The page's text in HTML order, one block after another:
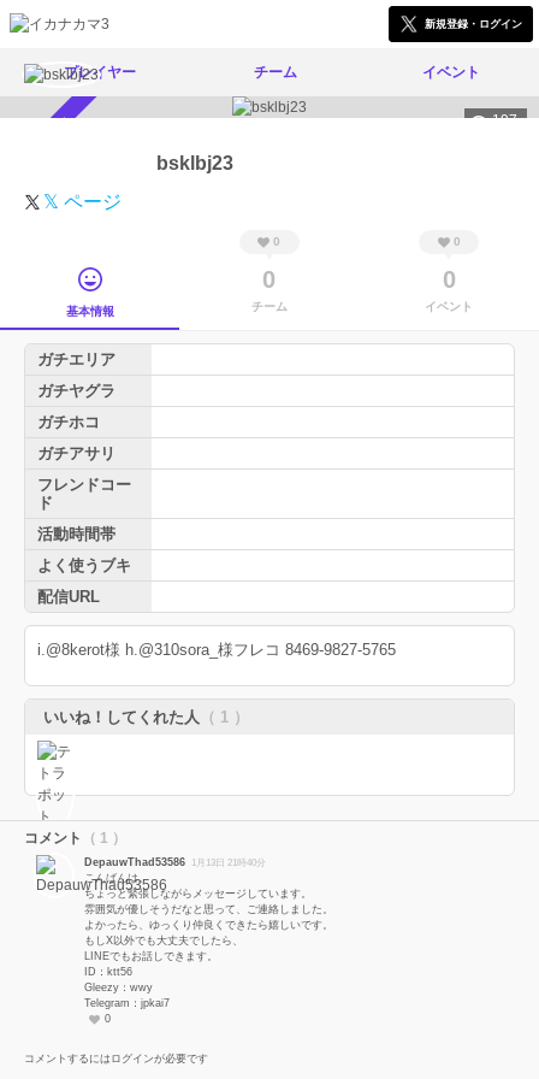
新規登録・ログイン
プレイヤー チーム イベント
197
bsklbj23
𝕏 ページ
基本情報
0
0
チーム
0
0
イベント
ガチエリア
ガチヤグラ
ガチホコ
ガチアサリ
フレンドコー
ド
活動時間帯
よく使うブキ
配信URL
i.@8kerot様 h.@310sora_様フレコ 8469-9827-5765
いいね！してくれた人 （ 1 ）
コメント （ 1 ）
DepauwThad53586 1月13日 21時40分
こんばんは。
ちょっと緊張しながらメッセージしています。
雰囲気が優しそうだなと思って、ご連絡しました。
よかったら、ゆっくり仲良くできたら嬉しいです。
もしX以外でも大丈夫でしたら、
LINEでもお話しできます。
ID：ktt56
Gleezy：wwy
Telegram：jpkai7
0
コメントするにはログインが必要です